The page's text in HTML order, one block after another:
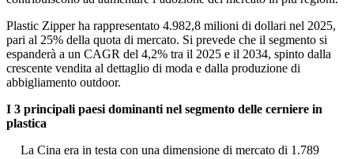
Plastic Zipper ha rappresentato 4.982,8 milioni di dollari nel 2025,
pari al 25% della quota di mercato. Si prevede che il segmento si
espanderà a un CAGR del 4,2% tra il 2025 e il 2034, spinto dalla
crescente vendita al dettaglio di moda e dalla produzione di
abbigliamento outdoor.
I 3 principali paesi dominanti nel segmento delle cerniere in
plastica
La Cina era in testa con una dimensione di mercato di 1.789